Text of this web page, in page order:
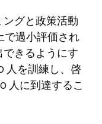
グと政策活動
で過小評価され
きるようにす
人を訓練し、啓
人に到達するこ